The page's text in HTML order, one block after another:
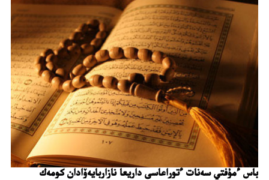
باس ءمۇفتي سەنات ءتوراعاسى داريعا نازاربايەۆادان كومەك